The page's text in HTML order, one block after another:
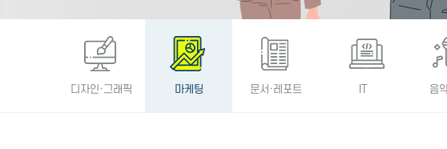
디자인·그래픽 마케팅 문서·레포트 음